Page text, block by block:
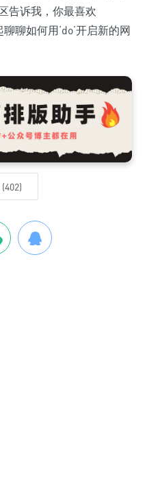
告诉我，你最喜欢
聊如何用‘do’开启新的网
(402)